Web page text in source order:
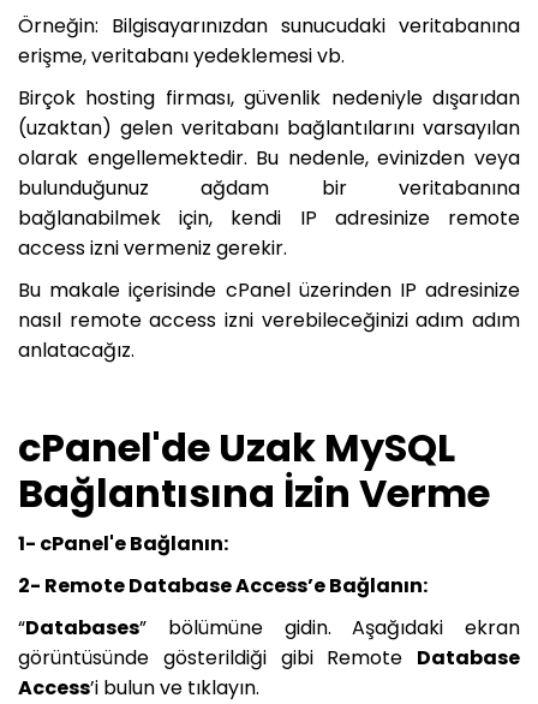
Örneğin: Bilgisayarınızdan sunucudaki veritabanına
erişme, veritabanı yedeklemesi vb.
Birçok hosting firması, güvenlik nedeniyle dışarıdan
(uzaktan) gelen veritabanı bağlantılarını varsayılan
olarak engellemektedir. Bu nedenle, evinizden veya
bulunduğunuz ağdam bir veritabanına
bağlanabilmek için, kendi IP adresinize remote
access izni vermeniz gerekir.
Bu makale içerisinde cPanel üzerinden IP adresinize
nasıl remote access izni verebileceğinizi adım adım
anlatacağız.
cPanel'de Uzak MySQL
Bağlantısına İzin Verme
1- cPanel'e Bağlanın:
2- Remote Database Access’e Bağlanın:
“Databases” bölümüne gidin. Aşağıdaki ekran
görüntüsünde gösterildiği gibi Remote Database
Access’i bulun ve tıklayın.